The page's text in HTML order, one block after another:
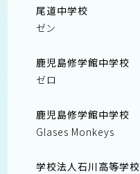
尾道中学校
ゼン
鹿児島修学館中学校
ゼロ
鹿児島修学館中学校
Glases Monkeys
学校法人石川高等学校